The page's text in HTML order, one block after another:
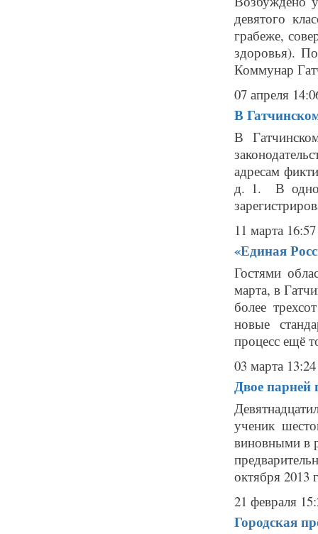
девятого
грабеже,
здоровья).
Коммунар
07 апреля
В
В
адресам
д. 1. В
11 марта 16:57
«Единая
Гостями
марта, в
более
новые
процесс ещё
03 марта 13:24
Двое
ученик
виновными в
октября 2013
21 февраля
Городская